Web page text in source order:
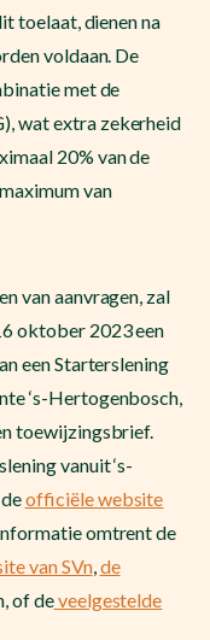
toelaat, dienen na
voldaan. De
met de
wat extra zekerheid
20% van de
van
van aanvragen, zal
oktober 2023 een
een Starterslening
‘s-Hertogenbosch,
toewijzingsbrief.
vanuit ‘s-
officiële website
omtrent de
van SVn,de
of deveelgestelde